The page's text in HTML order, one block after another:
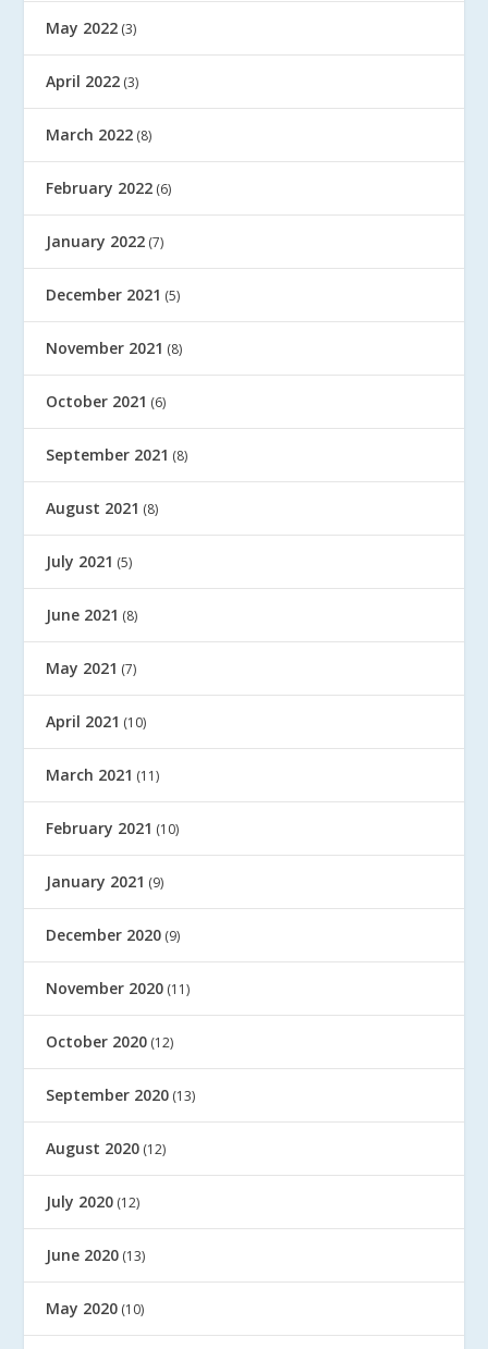
May 2022 (3)
April 2022 (3)
March 2022 (8)
February 2022 (6)
January 2022 (7)
December 2021 (5)
November 2021 (8)
October 2021 (6)
September 2021 (8)
August 2021 (8)
July 2021 (5)
June 2021 (8)
May 2021 (7)
April 2021 (10)
March 2021 (11)
February 2021 (10)
January 2021 (9)
December 2020 (9)
November 2020 (11)
October 2020 (12)
September 2020 (13)
August 2020 (12)
July 2020 (12)
June 2020 (13)
May 2020 (10)